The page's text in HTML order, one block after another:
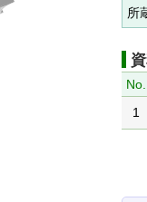
所
No.
1